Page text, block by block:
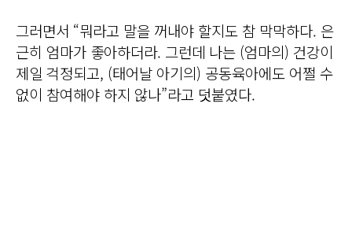
그러면서 “뭐라고 말을 꺼내야 할지도 참 막막하다. 은
근히 엄마가 좋아하더라. 그런데 나는 (엄마의) 건강이
제일 걱정되고, (태어날 아기의) 공동육아에도 어쩔 수
없이 참여해야 하지 않나”라고 덧붙였다.